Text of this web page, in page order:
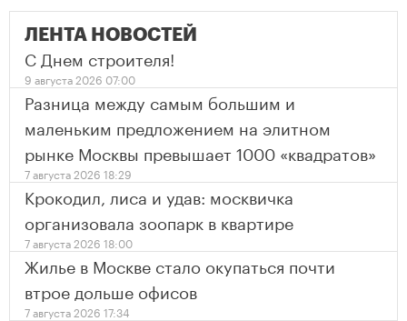
ЛЕНТА НОВОСТЕЙ
С Днем строителя!
9 августа 2026 07:00
Разница между самым большим и
маленьким предложением на элитном
рынке Москвы превышает 1000 «квадратов»
7 августа 2026 18:29
Крокодил, лиса и удав: москвичка
организовала зоопарк в квартире
7 августа 2026 18:00
Жилье в Москве стало окупаться почти
втрое дольше офисов
7 августа 2026 17:34